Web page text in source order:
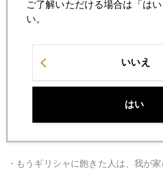
・もうギリシャに飽きた人は、我が
ご了解いただける場合は「は
い。
いいえ
はい